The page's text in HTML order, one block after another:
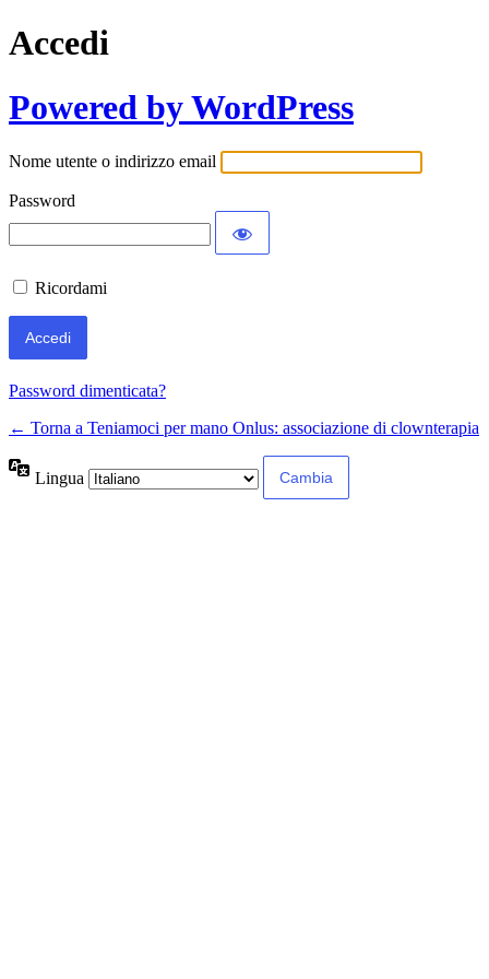
Accedi
Powered by WordPress
Nome utente o indirizzo email
Password
Ricordami
Password dimenticata?
← Torna a Teniamoci per mano Onlus: associazione di clownterapia
Lingua